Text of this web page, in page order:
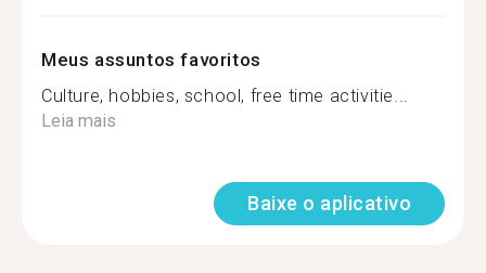
Meus assuntos favoritos
Culture, hobbies, school, free time activitie...
Leia mais
Baixe o aplicativo